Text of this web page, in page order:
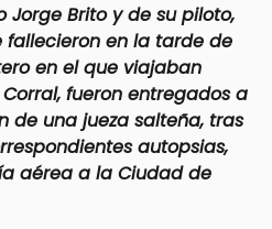
Jorge Brito y de su piloto,
fallecieron en la tarde de
en el que viajaban
fueron entregados a
de una jueza salteña, tras
autopsias,
aérea a la Ciudad de